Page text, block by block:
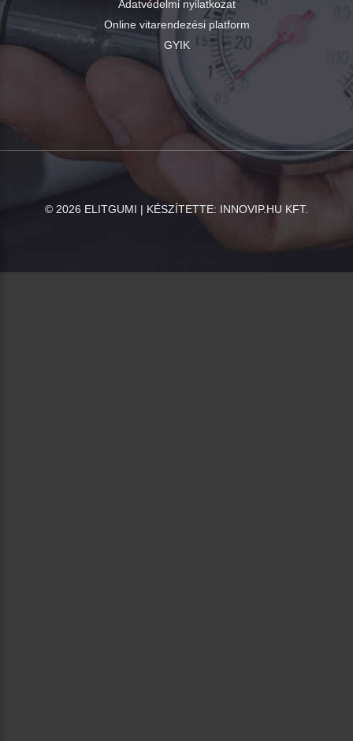
Adatvédelmi nyilatkozat
Online vitarendezési platform
GYIK
© 2026 ELITGUMI | KÉSZÍTETTE: INNOVIP.HU KFT.